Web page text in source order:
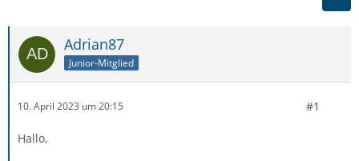
Adrian87
Junior-Mitglied
10. April 2023 um 20:15 #1
Hallo,